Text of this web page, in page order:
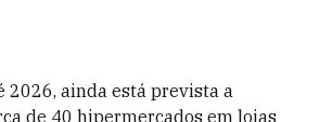
2026, ainda está prevista a
de 40 hipermercados em lojas